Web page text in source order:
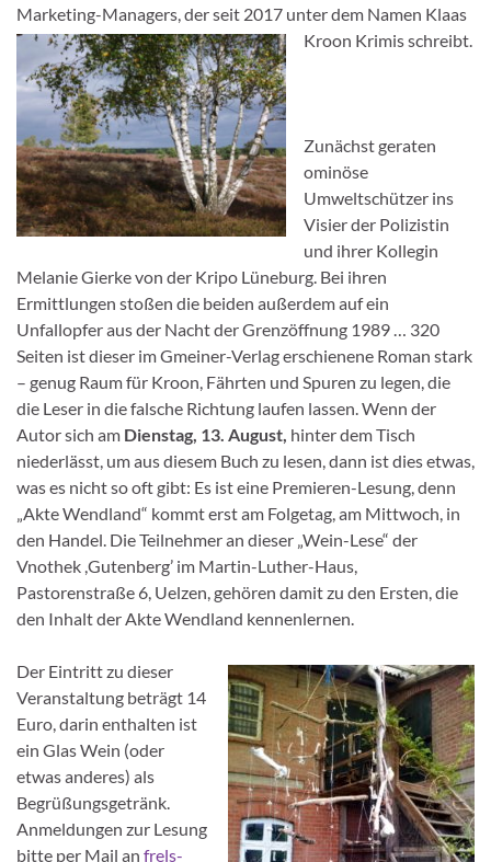
Marketing-Managers, der seit 2017 unter dem Namen Klaas
Kroon Krimis schreibt.
Zunächst geraten
ominöse
Umweltschützer ins
Visier der Polizistin
und ihrer Kollegin
Melanie Gierke von der Kripo Lüneburg. Bei ihren
Ermittlungen stoßen die beiden außerdem auf ein
Unfallopfer aus der Nacht der Grenzöffnung 1989 … 320
Seiten ist dieser im Gmeiner-Verlag erschienene Roman stark
– genug Raum für Kroon, Fährten und Spuren zu legen, die
die Leser in die falsche Richtung laufen lassen. Wenn der
Autor sich am Dienstag, 13. August, hinter dem Tisch
niederlässt, um aus diesem Buch zu lesen, dann ist dies etwas,
was es nicht so oft gibt: Es ist eine Premieren-Lesung, denn
„Akte Wendland“ kommt erst am Folgetag, am Mittwoch, in
den Handel. Die Teilnehmer an dieser „Wein-Lese“ der
Vnothek ,Gutenberg’ im Martin-Luther-Haus,
Pastorenstraße 6, Uelzen, gehören damit zu den Ersten, die
den Inhalt der Akte Wendland kennenlernen.
Der Eintritt zu dieser
Veranstaltung beträgt 14
Euro, darin enthalten ist
ein Glas Wein (oder
etwas anderes) als
Begrüßungsgetränk.
Anmeldungen zur Lesung
bitte per Mail an frels-